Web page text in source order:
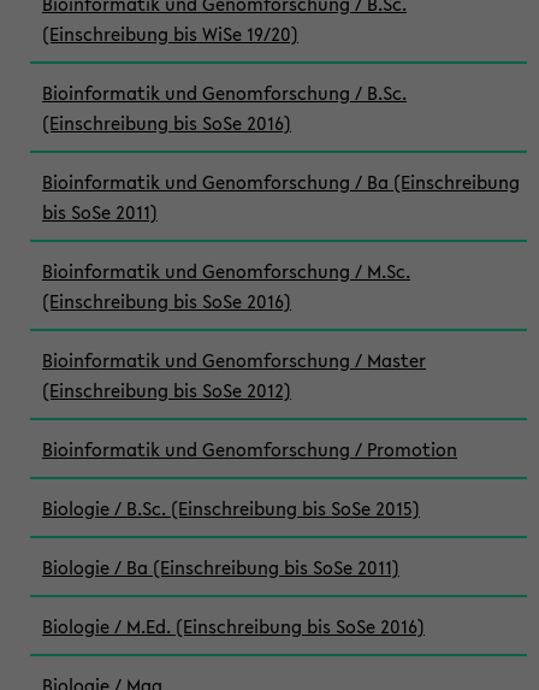
(Einschreibung bis WiSe 19/20)
Bioinformatik und Genomforschung / B.Sc.
(Einschreibung bis SoSe 2016)
Bioinformatik und Genomforschung / Ba (Einschreibung
bis SoSe 2011)
Bioinformatik und Genomforschung / M.Sc.
(Einschreibung bis SoSe 2016)
Bioinformatik und Genomforschung / Master
(Einschreibung bis SoSe 2012)
Bioinformatik und Genomforschung / Promotion
Biologie / B.Sc. (Einschreibung bis SoSe 2015)
Biologie / Ba (Einschreibung bis SoSe 2011)
Biologie / M.Ed. (Einschreibung bis SoSe 2016)